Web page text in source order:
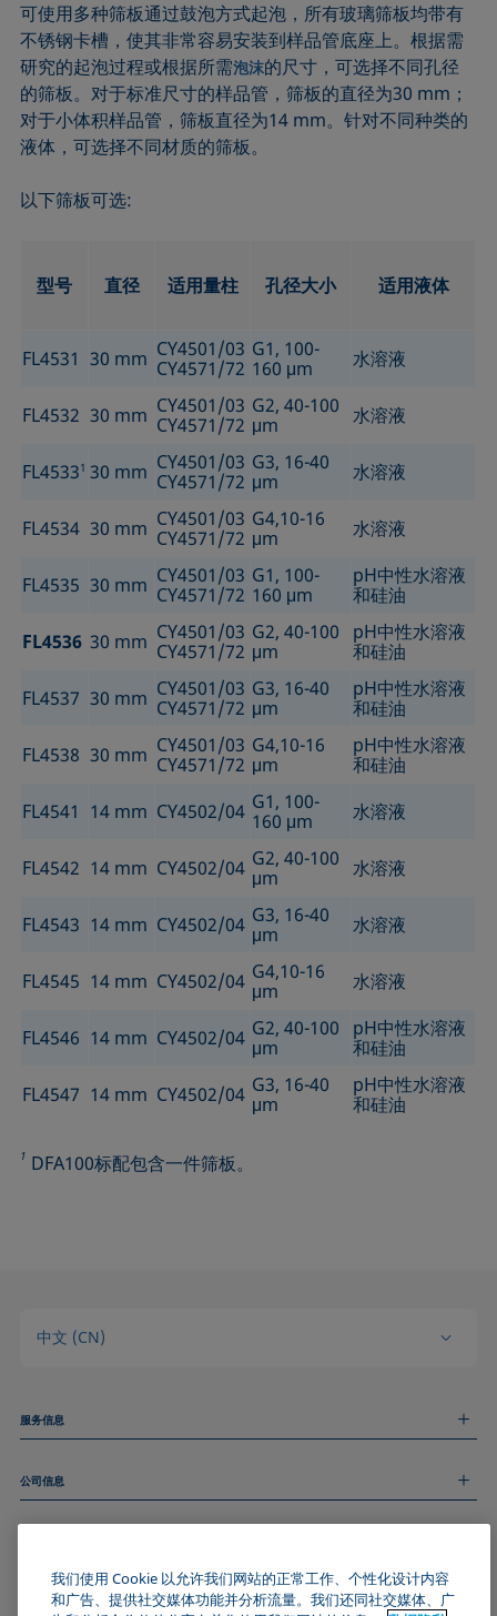
可使用多种筛板通过鼓泡方式起泡，所有玻璃筛板均带有
不锈钢卡槽，使其非常容易安装到样品管底座上。根据需
研究的起泡过程或根据所需泡沫的尺寸，可选择不同孔径
的筛板。对于标准尺寸的样品管，筛板的直径为30 mm；
对于小体积样品管，筛板直径为14 mm。针对不同种类的
液体，可选择不同材质的筛板。
以下筛板可选:
型号 直径 适用量柱 孔径大小 适用液体
FL4531 30 mm CY4501/03
CY4571/72
G1, 100-
160 μm
水溶液
FL4532 30 mm CY4501/03
CY4571/72
G2, 40-100
μm
水溶液
FL45331 30 mm CY4501/03
CY4571/72
G3, 16-40
μm
水溶液
FL4534 30 mm CY4501/03
CY4571/72
G4,10-16
μm
水溶液
FL4535 30 mm CY4501/03
CY4571/72
G1, 100-
160 μm
pH中性水溶液
和硅油
FL4536 30 mm CY4501/03
CY4571/72
G2, 40-100
μm
pH中性水溶液
和硅油
FL4537 30 mm CY4501/03
CY4571/72
G3, 16-40
μm
pH中性水溶液
和硅油
FL4538 30 mm CY4501/03
CY4571/72
G4,10-16
μm
pH中性水溶液
和硅油
FL4541 14 mm CY4502/04 G1, 100-
160 μm
水溶液
FL4542 14 mm CY4502/04 G2, 40-100
μm
水溶液
FL4543 14 mm CY4502/04 G3, 16-40
μm
水溶液
FL4545 14 mm CY4502/04 G4,10-16
μm
水溶液
FL4546 14 mm CY4502/04 G2, 40-100
μm
pH中性水溶液
和硅油
FL4547 14 mm CY4502/04 G3, 16-40
μm
pH中性水溶液
和硅油
1 DFA100标配包含一件筛板。
中文 (CN)
服务信息
技术服务
和我们取得联系
公司信息
关于我们
数据隐私声明
加入KRÜSS社区
我们使用 Cookie 以允许我们网站的正常工作、个性化设计内容
和广告、提供社交媒体功能并分析流量。我们还同社交媒体、广